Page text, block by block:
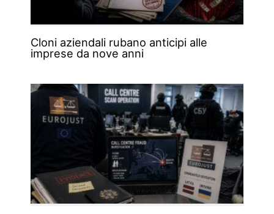
Cloni aziendali rubano anticipi alle
imprese da nove anni